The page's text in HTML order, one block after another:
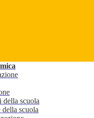
della scuola
della scuola